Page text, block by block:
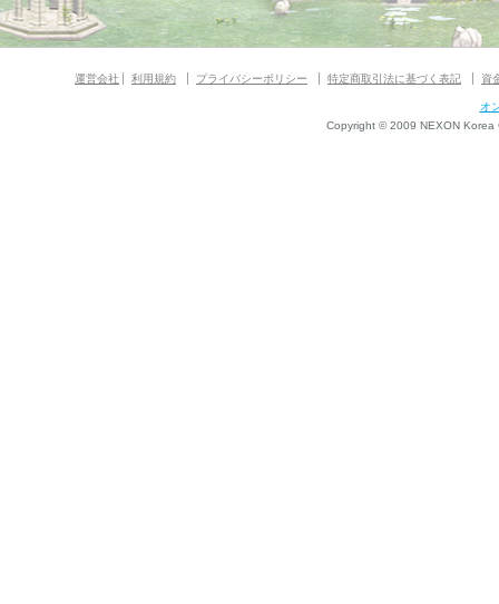
運営会社 利用規約 プライバシーポリシー 特定商取引法に基づく表記 資
オ
Copyright © 2009 NEXON Korea